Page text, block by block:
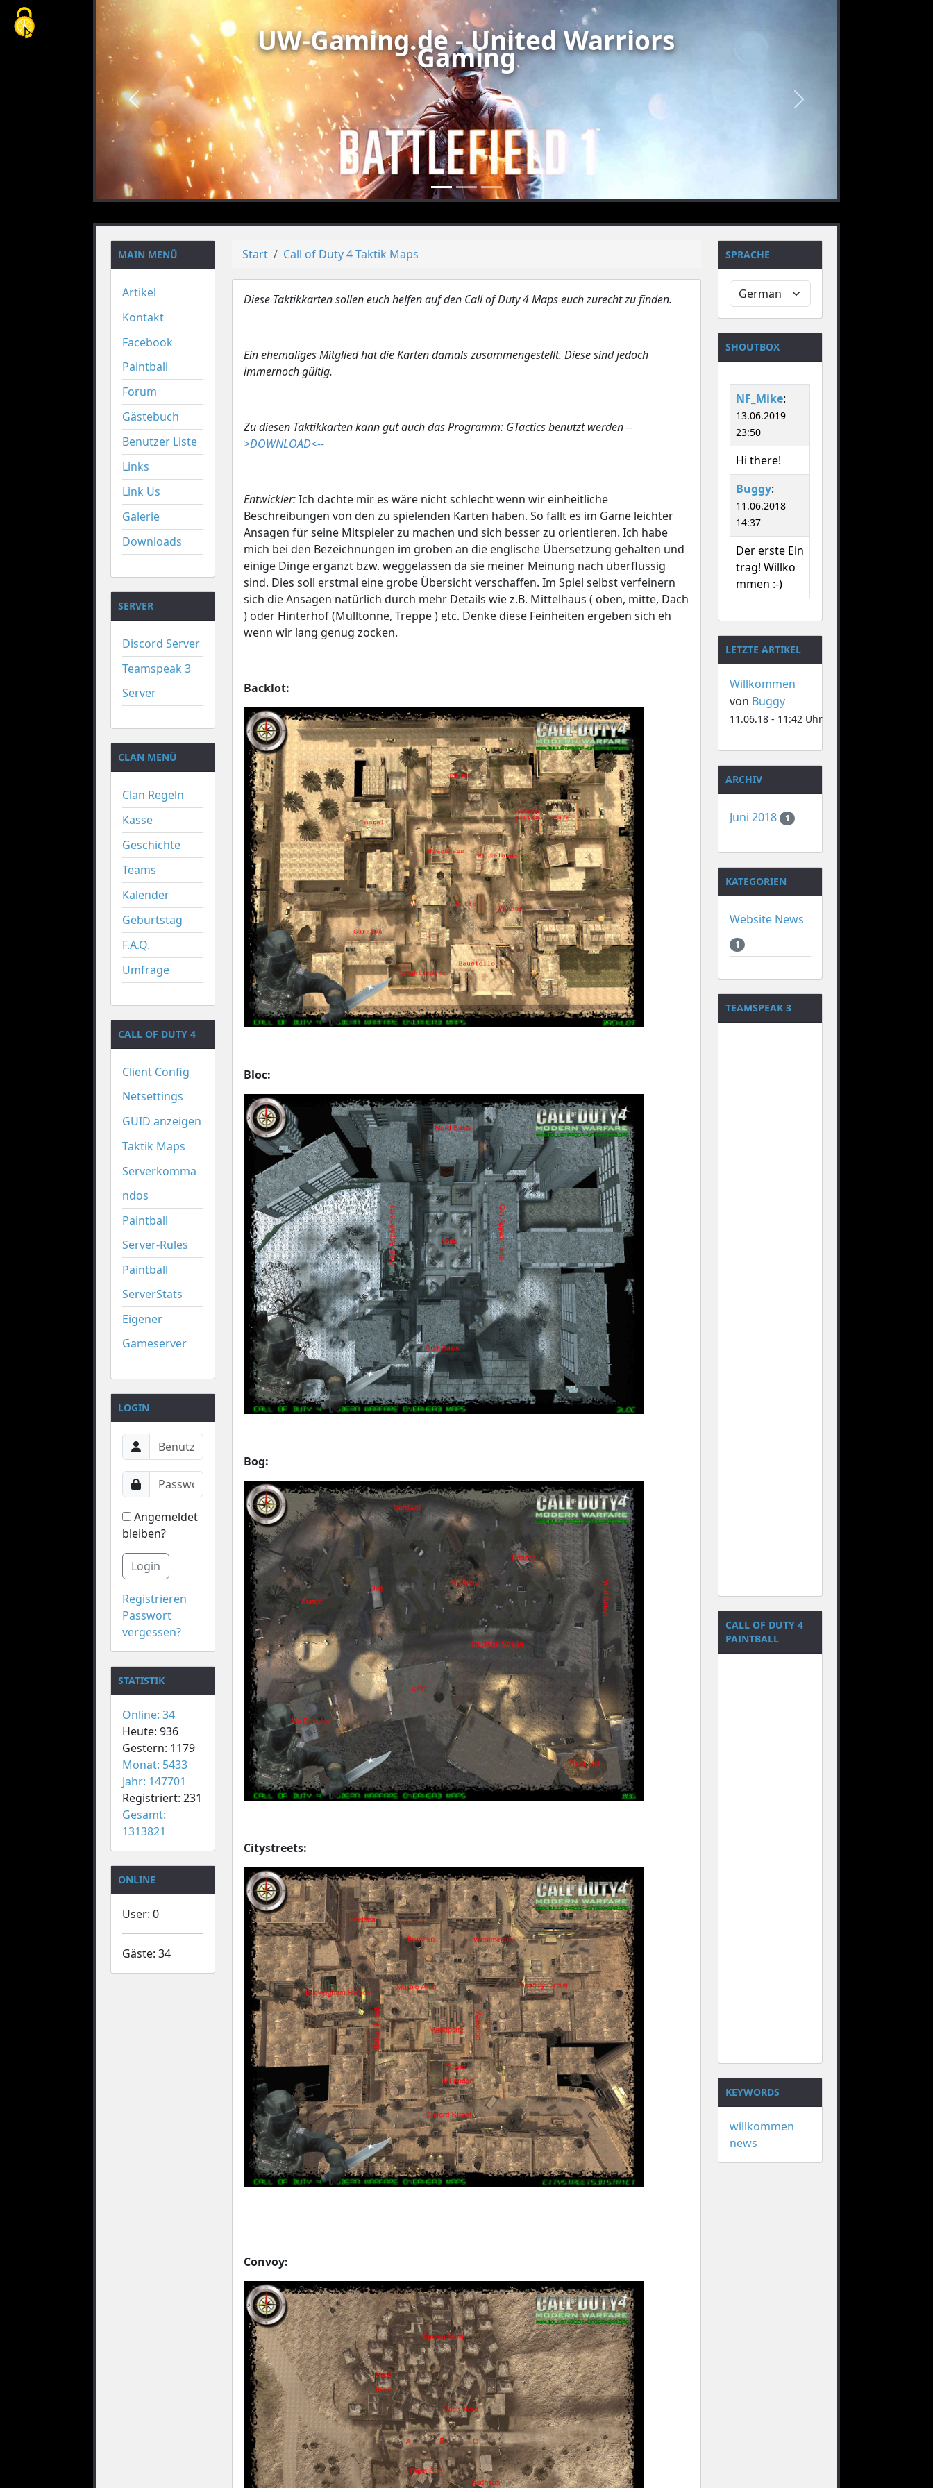
vorheriges nächstes
UW-Gaming.de - United Warriors
Gaming
MAIN MENÜ
Artikel
Kontakt
Facebook
Paintball
Forum
Gästebuch
Benutzer Liste
Links
Link Us
Galerie
Downloads
SERVER
Discord Server
Teamspeak 3
Server
CLAN MENÜ
Clan Regeln
Kasse
Geschichte
Teams
Kalender
Geburtstag
F.A.Q.
Umfrage
CALL OF DUTY 4
Client Config
Netsettings
GUID anzeigen
Taktik Maps
Serverkomma
ndos
Paintball
Server-Rules
Paintball
ServerStats
Eigener
Gameserver
LOGIN
Angemeldet
bleiben?
Login
Registrieren
Passwort
vergessen?
STATISTIK
Online: 34
Heute: 936
Gestern: 1179
Monat: 5433
Jahr: 147701
Registriert: 231
Gesamt:
1313821
ONLINE
User: 0
Gäste: 34
Start Call of Duty 4 Taktik Maps
Diese Taktikkarten sollen euch helfen auf den Call of Duty 4 Maps euch zurecht zu finden.
Ein ehemaliges Mitglied hat die Karten damals zusammengestellt. Diese sind jedoch
immernoch gültig.
Zu diesen Taktikkarten kann gut auch das Programm: GTactics benutzt werden--
>DOWNLOAD<--
Entwickler:Ich dachte mir es wäre nicht schlecht wenn wir einheitliche
Beschreibungen von den zu spielenden Karten haben. So fällt es im Game leichter
Ansagen für seine Mitspieler zu machen und sich besser zu orientieren. Ich habe
mich bei den Bezeichnungen im groben an die englische Übersetzung gehalten und
einige Dinge ergänzt bzw. weggelassen da sie meiner Meinung nach überflüssig
sind. Dies soll erstmal eine grobe Übersicht verschaffen. Im Spiel selbst verfeinern
sich die Ansagen natürlich durch mehr Details wie z.B. Mittelhaus ( oben, mitte, Dach
) oder Hinterhof (Mülltonne, Treppe ) etc. Denke diese Feinheiten ergeben sich eh
wenn wir lang genug zocken.
Backlot:
Bloc:
Bog:
Citystreets:
Convoy:
SPRACHE
SHOUTBOX
NF_Mike:
13.06.2019
23:50
Hi there!
Buggy:
11.06.2018
14:37
Der erste Ein
trag! Willko
mmen :-)
LETZTE ARTIKEL
Willkommen
von Buggy
11.06.18 - 11:42 Uhr
ARCHIV
Juni 2018 1
KATEGORIEN
Website News
1
TEAMSPEAK 3
CALL OF DUTY 4
PAINTBALL
KEYWORDS
willkommen
news
Cookie-Einstellungen